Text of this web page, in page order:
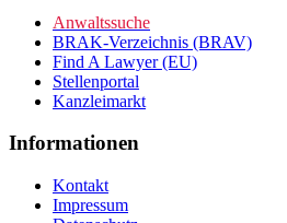
Anwaltssuche
BRAK-Verzeichnis (BRAV)
Find A Lawyer (EU)
Stellenportal
Kanzleimarkt
Informationen
Kontakt
Impressum